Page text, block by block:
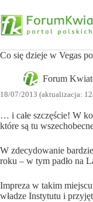
do
treści
Co się dzieje w Vegas
Forum
18/07/2013 (aktualizacja:
… i całe szczęście! W
które są tu
W zdecydowanie
roku – w tym padło na
Impreza w takim
władze Instytutu i